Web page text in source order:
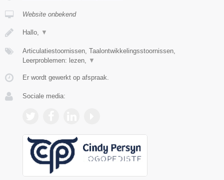
Website onbekend
Hallo, ▼
Articulatiestoornissen, Taalontwikkelingsstoornissen,
Leerproblemen: lezen,
▼
Er wordt gewerkt op afspraak.
Sociale media: